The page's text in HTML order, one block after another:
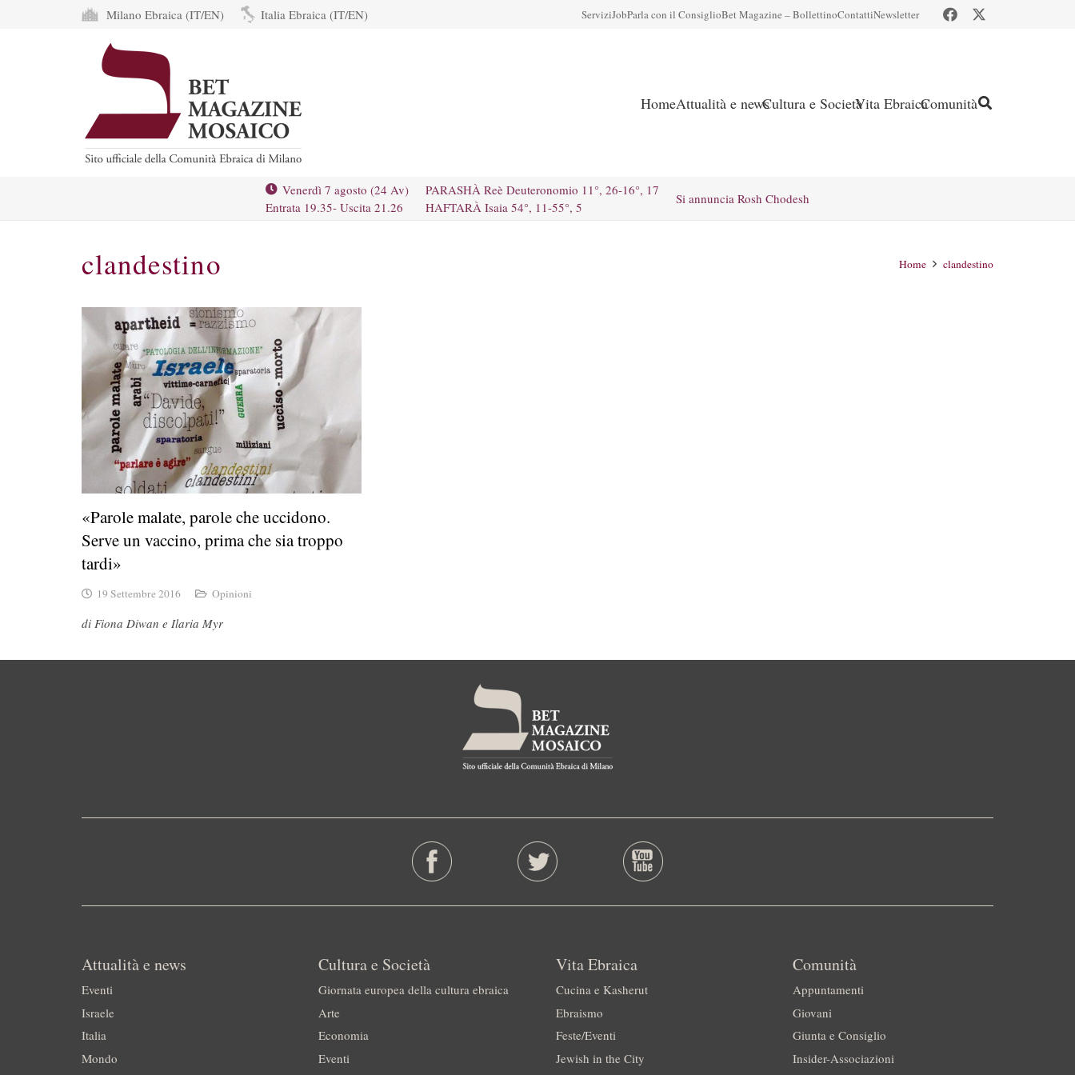
Milano Ebraica (IT/EN) Italia Ebraica (IT/EN) ServiziJobParla con il ConsiglioBet Magazine – BollettinoContattiNewsletter
HomeAttualità e newsCultura e SocietàVita EbraicaComunità
Venerdì 7 agosto (24 Av)
Entrata 19.35- Uscita 21.26
PARASHÀ Reè Deuteronomio 11°, 26-16°, 17
HAFTARÀ Isaia 54°, 11-55°, 5
Si annuncia Rosh Chodesh
clandestino Home clandestino
«Parole malate, parole che uccidono.
Serve un vaccino, prima che sia troppo
tardi»
19 Settembre 2016 Opinioni
di Fiona Diwan e Ilaria Myr
Attualità e news
Eventi
Israele
Italia
Mondo
Cultura e Società
Giornata europea della cultura ebraica
Arte
Economia
Eventi
Vita Ebraica
Cucina e Kasherut
Ebraismo
Feste/Eventi
Jewish in the City
Comunità
Appuntamenti
Giovani
Giunta e Consiglio
Insider-Associazioni